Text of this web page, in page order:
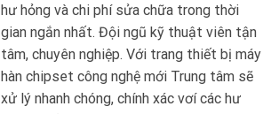
hư hỏng và chi phí sửa chữa trong thời
gian ngắn nhất. Đội ngũ kỹ thuật viên tận
tâm, chuyên nghiệp. Với trang thiết bị máy
hàn chipset công nghệ mới Trung tâm sẽ
xử lý nhanh chóng, chính xác vơí các hư